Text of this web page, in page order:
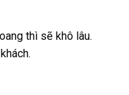
thì sẽ khô lâu.